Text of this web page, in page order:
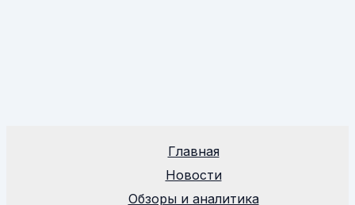
Главная
Новости
Обзоры и аналитика